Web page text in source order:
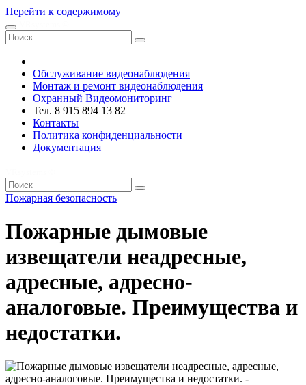
Перейти к содержимому
Обслуживание видеонаблюдения
Монтаж и ремонт видеонаблюдения
Охранный Видеомониторинг
Тел. 8 915 894 13 82
Контакты
Политика конфиденциальности
Документация
Пожарная безопасность
Пожарные дымовые
извещатели неадресные,
адресные, адресно-
аналоговые. Преимущества и
недостатки.